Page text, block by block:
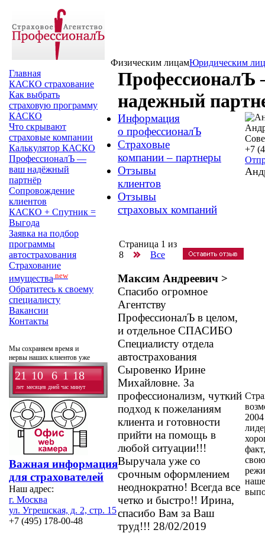
Физическим лицамЮридическим
Главная
КАСКО страхование
Как выбрать
страховую программу
КАСКО
Что скрывают
страховые компании
Калькулятор КАСКО
ПрофессионалЪ —
ваш надёжный
партнёр
Сопровождение
клиентов
КАСКО + Спутник =
Выгода
Заявка на подбор
программы
автострахования
Страхование
имущества new
Обратитесь к своему
специалисту
Вакансии
Контакты
Мы сохраняем время и
нервы наших клиентов уже
21
лет
10
месяцев
6
дней
1
час
18
минут
Важная информация
для страхователей
Наш адрес:
г. Москва
ул. Угрешская, д. 2, стр. 15
+7 (495) 178-00-48
надежный
Информация
о профессионалЪ
Страховые
компании – партнеры
Отзывы
клиентов
Отзывы
страховых компаний
Страница 1 из
8
Все
Максим Андреевич >
Спасибо огромное
Агентству
ПрофессионалЪ в целом,
и отдельное СПАСИБО
Специалисту отдела
автострахования
Сыровенко Ирине
Михайловне. За
профессионализм, чуткий
подход к пожеланиям
клиента и готовности
прийти на помощь в
любой ситуации!!!
Выручала уже со
срочным оформлением
неоднократно! Всегда все
четко и быстро!! Ирина,
спасибо Вам за Ваш
труд!!! 28/02/2019
+7